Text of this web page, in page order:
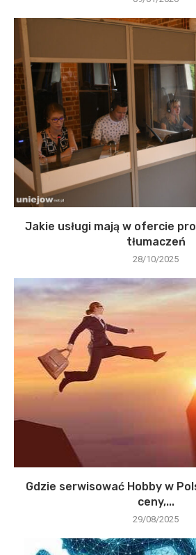
Jakie usługi mają w ofercie
tłumaczeń
28/10/2025
Gdzie serwisować Hobby w
ceny,...
29/08/2025